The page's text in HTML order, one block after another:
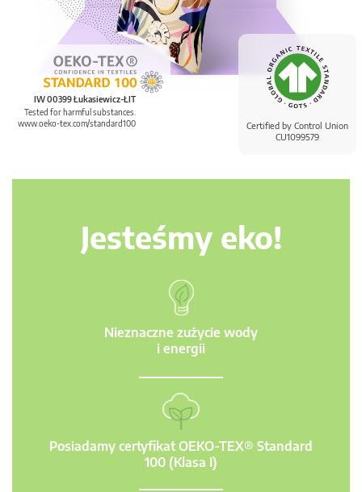
Certified by Control Union
CU1099579
IW 00399 Łukasiewicz-ŁIT
Tested for harmful substances.
www.oeko-tex.com/standard100
Jesteśmy eko!
Nieznaczne zużycie wody
i energii
Posiadamy certyfikat OEKO-TEX® Standard
100 (Klasa I)